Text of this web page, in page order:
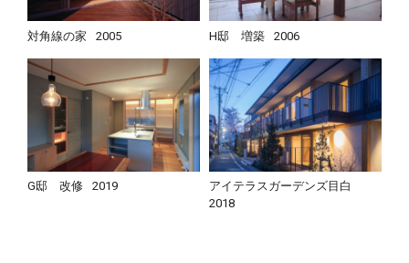
対角線の家 2005 H邸 増築 2006
G邸 改修 2019
アイテラスガーデンズ目白
2018